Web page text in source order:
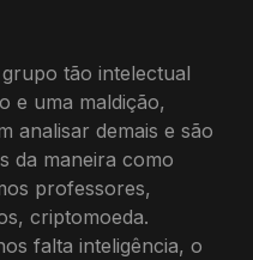
tão intelectual
e uma maldição,
analisar demais e são
da maneira como
professores,
criptomoeda.
falta inteligência, o